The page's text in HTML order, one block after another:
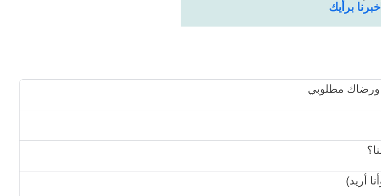
أخبرنا برأيك